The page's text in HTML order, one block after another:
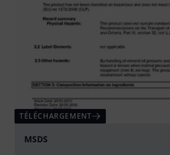
TÉLÉCHARGEMENT
MSDS